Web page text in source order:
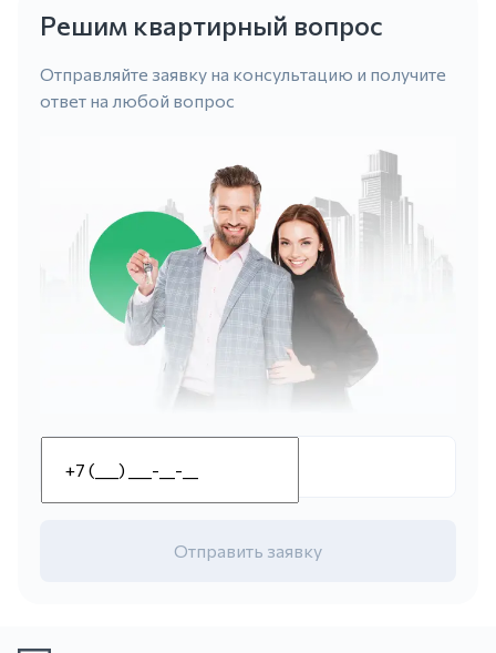
Решим квартирный вопрос
Отправляйте заявку на консультацию и получите
ответ на любой вопрос
Отправить заявку